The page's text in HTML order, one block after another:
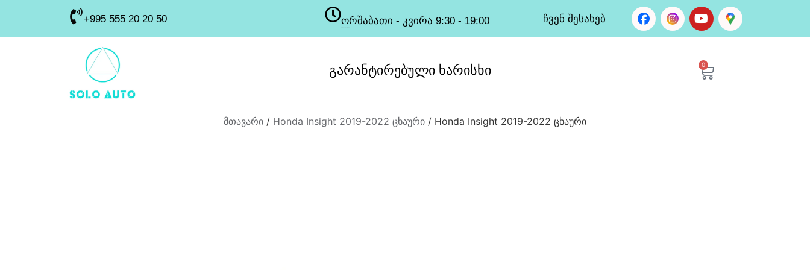
+995 555 20 20 50 ორშაბათი - კვირა 9:30 - 19:00 ჩვენ შესახებ
გარანტირებული ხარისხი 0
მთავარი / Honda Insight 2019-2022 ცხაური / Honda Insight 2019-2022 ცხაური